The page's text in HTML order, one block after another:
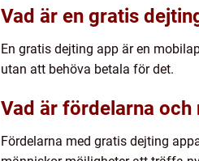
Vad är en gratis
En gratis dejting app är en
utan att behöva betala för det.
Vad är fördelarna
Fördelarna med gratis dejting